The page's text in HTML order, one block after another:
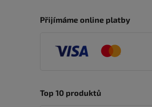
Přijímáme online platby
Top 10 produktů